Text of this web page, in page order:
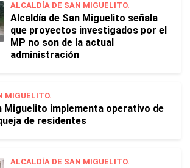
ALCALDÍA DE SAN MIGUELITO.
Alcaldía de San Miguelito señala
que proyectos investigados por el
MP no son de la actual
administración
MIGUELITO.
Miguelito implementa operativo de
de residentes
ALCALDÍA DE SAN MIGUELITO.